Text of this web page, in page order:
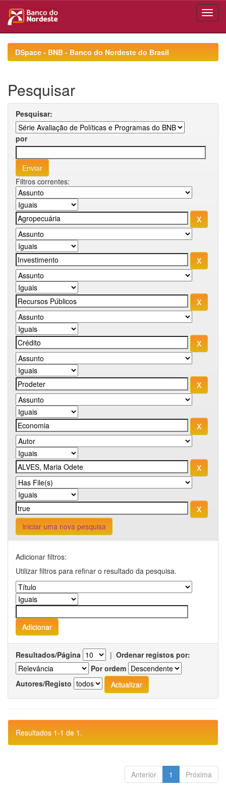
navigationDSpace - BNB - Banco do Nordeste do Brasil
Pesquisar
Pesquisar:
por
Filtros correntes:
Iniciar uma nova pesquisa
Adicionar filtros:
Utilizar filtros para refinar o resultado da pesquisa.
Resultados/Página | Ordenar registos por:
Por ordem
Autores/Registo
Resultados 1-1 de 1.
Anterior 1 Próxima